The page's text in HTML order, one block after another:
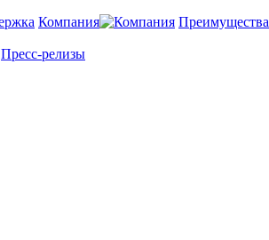
Компания
Преимущества
Пресс-релизы